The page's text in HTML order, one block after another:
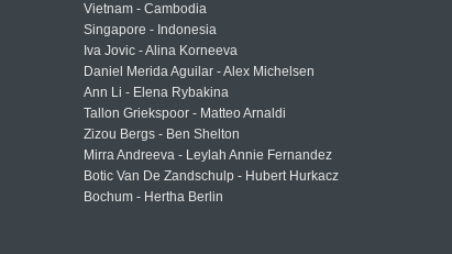
Vietnam - Cambodia
Singapore - Indonesia
Iva Jovic - Alina Korneeva
Daniel Merida Aguilar - Alex Michelsen
Ann Li - Elena Rybakina
Tallon Griekspoor - Matteo Arnaldi
Zizou Bergs - Ben Shelton
Mirra Andreeva - Leylah Annie Fernandez
Botic Van De Zandschulp - Hubert Hurkacz
Bochum - Hertha Berlin